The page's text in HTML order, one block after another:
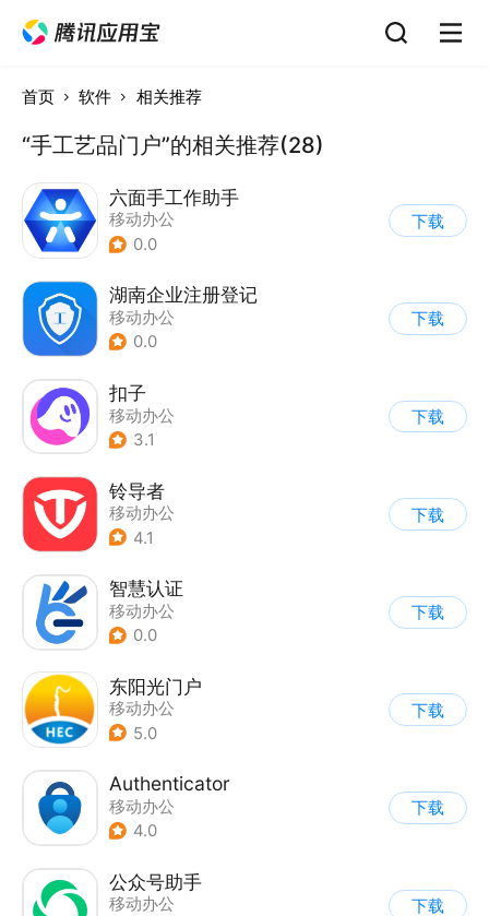
首页 软件 相关推荐
“手工艺品门户”的相关推荐(28)
六面手工作助手
移动办公
0.0
下载
湖南企业注册登记
移动办公
0.0
下载
扣子
移动办公
3.1
下载
铃导者
移动办公
4.1
下载
智慧认证
移动办公
0.0
下载
东阳光门户
移动办公
5.0
下载
Authenticator
移动办公
4.0
下载
公众号助手
移动办公
下载